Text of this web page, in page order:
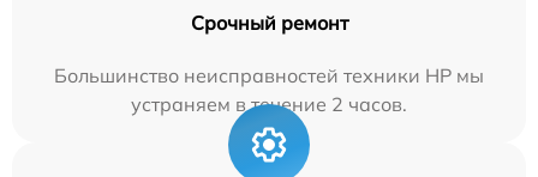
Срочный ремонт
Большинство неисправностей техники HP мы
устраняем в течение 2 часов.